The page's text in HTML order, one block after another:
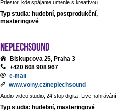
Priestor, kde spájame umenie s kreatívou
Typ studia: hudební, postprodukční,
masteringové
NEPLECHSOUND
Biskupcova 25, Praha 3
+420 608 908 967
e-mail
www.volny.cz/neplechsound
Audio-video studio, 24 stop digital, Live nahrávání
Typ studia: hudební, masteringové